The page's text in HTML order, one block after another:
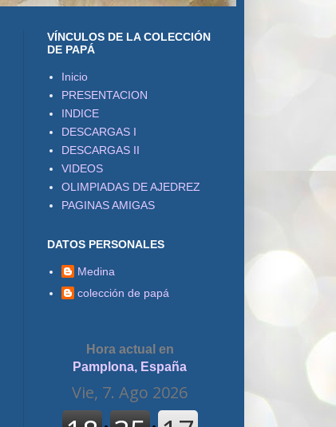
VÍNCULOS DE LA COLECCIÓN
DE PAPÁ
Inicio
PRESENTACION
INDICE
DESCARGAS I
DESCARGAS II
VIDEOS
OLIMPIADAS DE AJEDREZ
PAGINAS AMIGAS
DATOS PERSONALES
Medina
colección de papá
Hora actual en
Pamplona, España